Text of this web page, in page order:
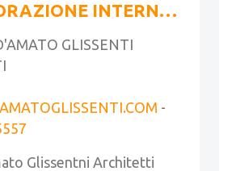
INTERNA
GLISSENTI
-
Glissentni Architetti